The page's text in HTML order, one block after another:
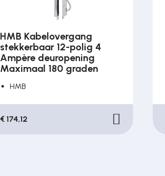
HMB Kabelovergang
stekkerbaar 12-polig 4
Ampère deuropening
Maximaal 180 graden
HMB
€ 174,12